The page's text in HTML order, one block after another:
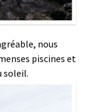
nous
piscines et
soleil.